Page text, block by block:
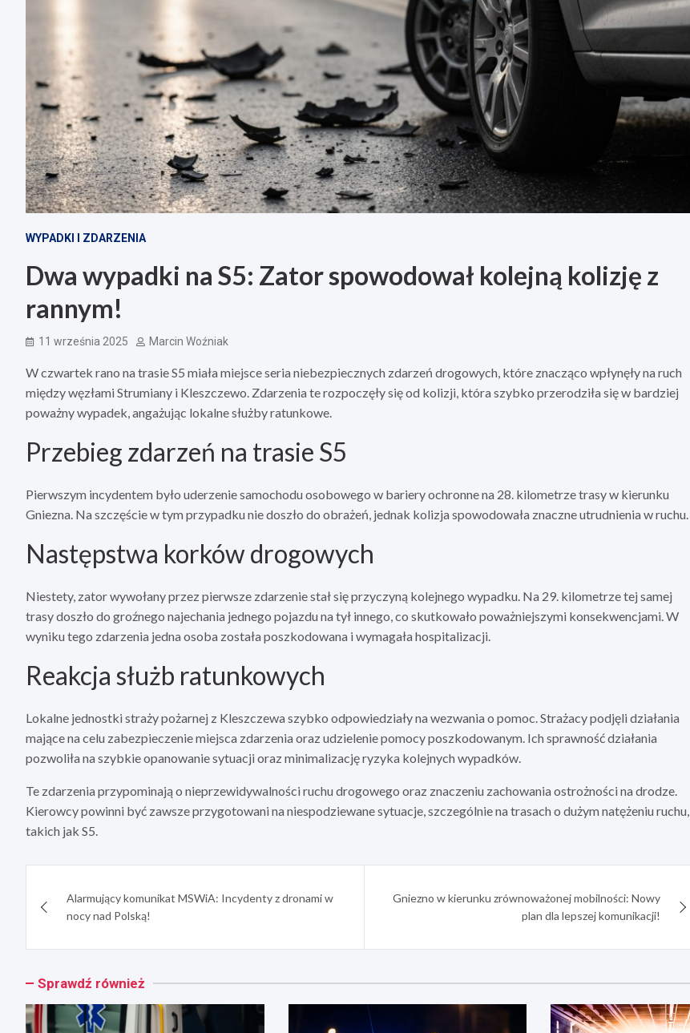
WYPADKI I ZDARZENIA
Dwa wypadki na S5: Zator spowodował kolejną kolizję z
rannym!
11 września 2025 Marcin Woźniak
W czwartek rano na trasie S5 miała miejsce seria niebezpiecznych zdarzeń drogowych, które znacząco wpłynęły na ruch
między węzłami Strumiany i Kleszczewo. Zdarzenia te rozpoczęły się od kolizji, która szybko przerodziła się w bardziej
poważny wypadek, angażując lokalne służby ratunkowe.
Przebieg zdarzeń na trasie S5
Pierwszym incydentem było uderzenie samochodu osobowego w bariery ochronne na 28. kilometrze trasy w kierunku
Gniezna. Na szczęście w tym przypadku nie doszło do obrażeń, jednak kolizja spowodowała znaczne utrudnienia w ruchu.
Następstwa korków drogowych
Niestety, zator wywołany przez pierwsze zdarzenie stał się przyczyną kolejnego wypadku. Na 29. kilometrze tej samej
trasy doszło do groźnego najechania jednego pojazdu na tył innego, co skutkowało poważniejszymi konsekwencjami. W
wyniku tego zdarzenia jedna osoba została poszkodowana i wymagała hospitalizacji.
Reakcja służb ratunkowych
Lokalne jednostki straży pożarnej z Kleszczewa szybko odpowiedziały na wezwania o pomoc. Strażacy podjęli działania
mające na celu zabezpieczenie miejsca zdarzenia oraz udzielenie pomocy poszkodowanym. Ich sprawność działania
pozwoliła na szybkie opanowanie sytuacji oraz minimalizację ryzyka kolejnych wypadków.
Te zdarzenia przypominają o nieprzewidywalności ruchu drogowego oraz znaczeniu zachowania ostrożności na drodze.
Kierowcy powinni być zawsze przygotowani na niespodziewane sytuacje, szczególnie na trasach o dużym natężeniu ruchu,
takich jak S5.
wpisuAlarmujący komunikat MSWiA: Incydenty z dronami w
nocy nad Polską!
Gniezno w kierunku zrównoważonej mobilności: Nowy
plan dla lepszej komunikacji!
Sprawdź również